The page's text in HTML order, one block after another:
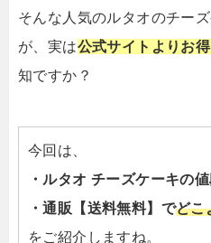
そんな人気のルタオのチー
が、実は公式サイトよりお
知ですか？
今回は、
・ルタオ チーズケーキの
・通販【送料無料】でどこ
をご紹介しますね。